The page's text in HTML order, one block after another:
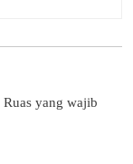
Ruas yang wajib